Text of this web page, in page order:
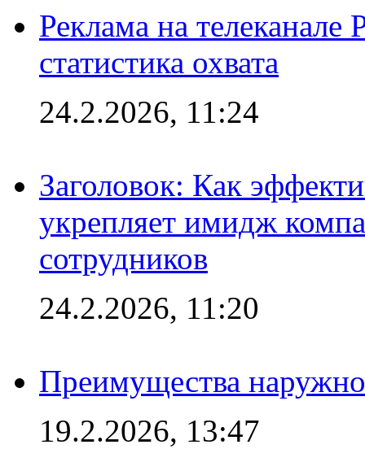
Реклама на
статистика охвата
24.2.2026, 11:24
Заголовок: Как
укрепляет имидж
сотрудников
24.2.2026, 11:20
Преимущества
19.2.2026, 13:47